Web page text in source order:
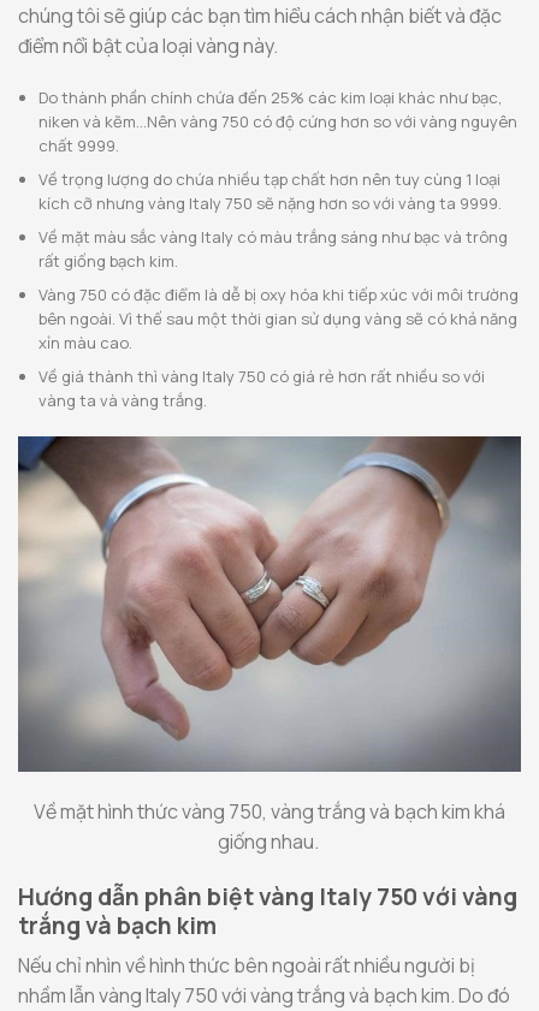
chúng tôi sẽ giúp các bạn tìm hiểu cách nhận biết và đặc
điểm nổi bật của loại vàng này.
Do thành phần chính chứa đến 25% các kim loại khác như bạc,
niken và kẽm…Nên vàng 750 có độ cứng hơn so với vàng nguyên
chất 9999.
Về trọng lượng do chứa nhiều tạp chất hơn nên tuy cùng 1 loại
kích cỡ nhưng vàng Italy 750 sẽ nặng hơn so với vàng ta 9999.
Về mặt màu sắc vàng Italy có màu trắng sáng như bạc và trông
rất giống bạch kim.
Vàng 750 có đặc điểm là dễ bị oxy hóa khi tiếp xúc với môi trường
bên ngoài. Vì thế sau một thời gian sử dụng vàng sẽ có khả năng
xỉn màu cao.
Về giá thành thì vàng Italy 750 có giá rẻ hơn rất nhiều so với
vàng ta và vàng trắng.
Về mặt hình thức vàng 750, vàng trắng và bạch kim khá
giống nhau.
Hướng dẫn phân biệt vàng Italy 750 với vàng
trắng và bạch kim
Nếu chỉ nhìn về hình thức bên ngoài rất nhiều người bị
nhầm lẫn vàng Italy 750 với vàng trắng và bạch kim. Do đó